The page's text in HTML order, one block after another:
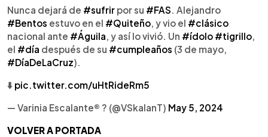
Nunca dejará de #sufrir por su #FAS. Alejandro
#Bentos estuvo en el #Quiteño, y vio el #clásico
nacional ante #Águila, y así lo vivió. Un #ídolo #tigrillo,
el #día después de su #cumpleaños (3 de mayo,
#DíaDeLaCruz).
⬇️ pic.twitter.com/uHtRideRm5
— Varinia Escalante® ? (@VSkalanT) May 5, 2024
VOLVER A PORTADA